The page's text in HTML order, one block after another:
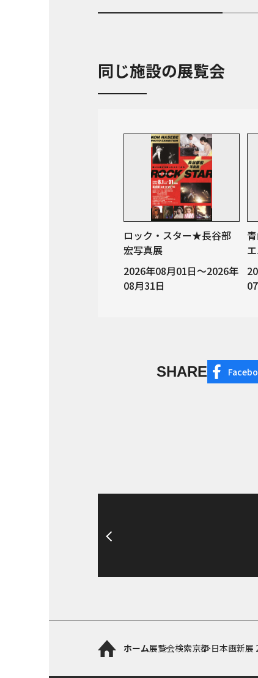
同じ施設の展覧会
ロック・スター★長谷部
宏写真展
2026年08月01日～2026年
08月31日
SHARE
ホーム展覧会検索京都 日本画新展